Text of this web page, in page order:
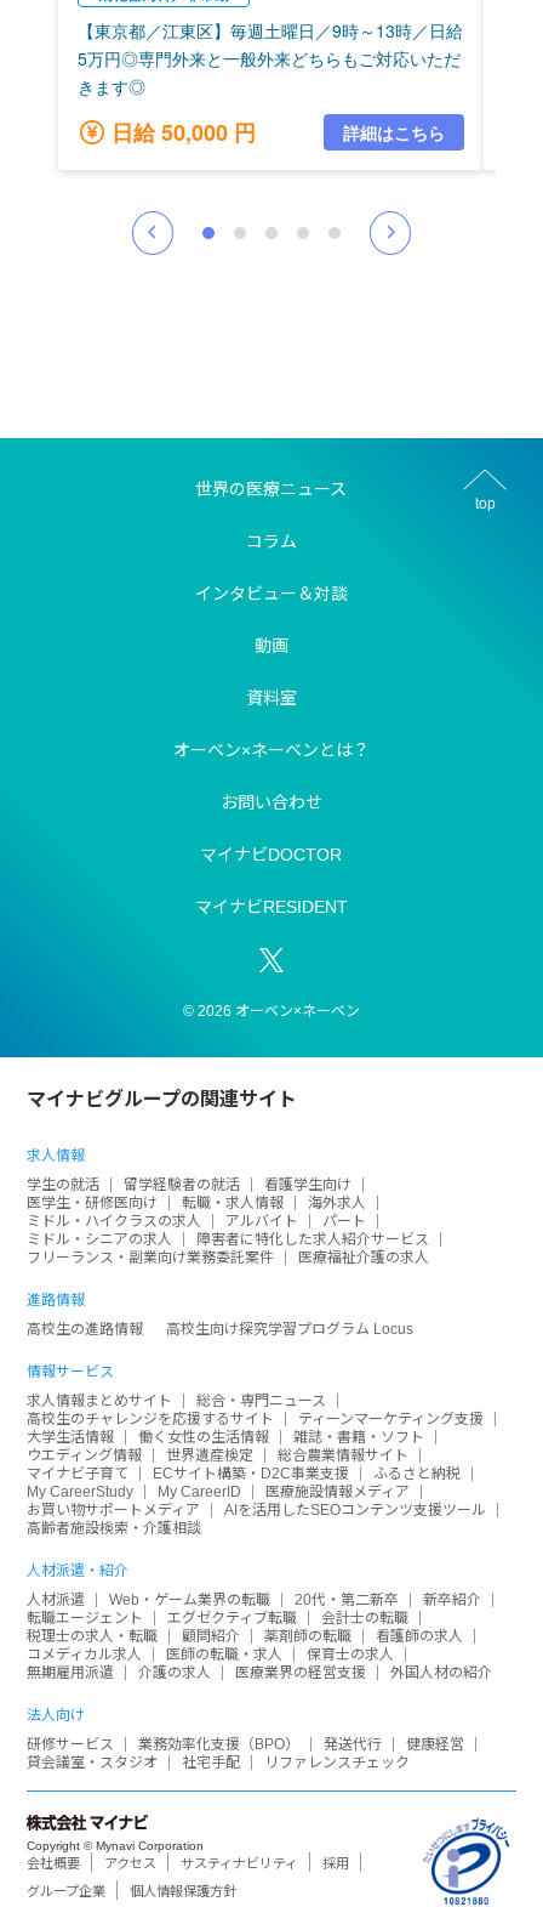
top
世界の医療ニュース
コラム
インタビュー＆対談
動画
資料室
オーベン×ネーベンとは？
お問い合わせ
マイナビDOCTOR
マイナビRESIDENT
© 2026 オーベン×ネーベン
マイナビグループの関連サイト
求人情報
学生の就活
留学経験者の就活
看護学生向け
医学生・研修医向け
転職・求人情報
海外求人
ミドル・ハイクラスの求人
アルバイト
パート
ミドル・シニアの求人
障害者に特化した求人紹介サービス
フリーランス・副業向け業務委託案件
医療福祉介護の求人
進路情報
高校生の進路情報
高校生向け探究学習プログラム Locus
情報サービス
求人情報まとめサイト
総合・専門ニュース
高校生のチャレンジを応援するサイト
ティーンマーケティング支援
大学生活情報
働く女性の生活情報
雑誌・書籍・ソフト
ウエディング情報
世界遺産検定
総合農業情報サイト
マイナビ子育て
ECサイト構築・D2C事業支援
ふるさと納税
My CareerStudy
My CareerID
医療施設情報メディア
お買い物サポートメディア
AIを活用したSEOコンテンツ支援ツール
高齢者施設検索・介護相談
人材派遣・紹介
人材派遣
Web・ゲーム業界の転職 20代・第二新卒
新卒紹介
転職エージェント
エグゼクティブ転職
会計士の転職
税理士の求人・転職
顧問紹介 薬剤師の転職
看護師の求人
コメディカル求人
医師の転職・求人
保育士の求人
無期雇用派遣
介護の求人 医療業界の経営支援 外国人材の紹介
法人向け
研修サービス
業務効率化支援（BPO） 発送代行
健康経営
貸会議室・スタジオ
社宅手配 リファレンスチェック
Copyright © Mynavi Corporation
会社概要 アクセス サスティナビリティ
採用
グループ企業
個人情報保護方針